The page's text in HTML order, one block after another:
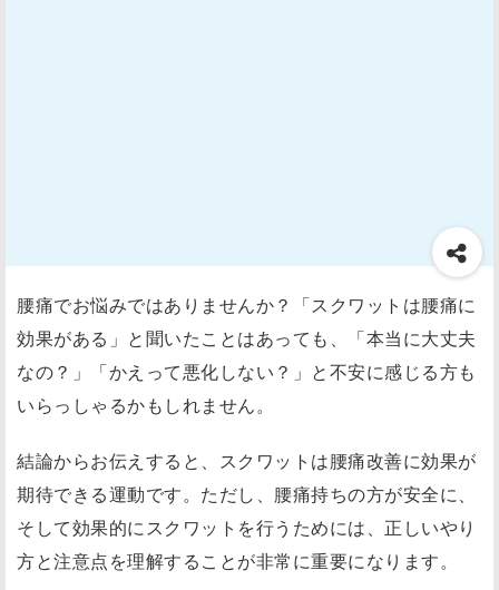
腰痛でお悩みではありませんか？「スクワットは腰痛に
効果がある」と聞いたことはあっても、「本当に大丈夫
なの？」「かえって悪化しない？」と不安に感じる方も
いらっしゃるかもしれません。
結論からお伝えすると、スクワットは腰痛改善に効果が
期待できる運動です。ただし、腰痛持ちの方が安全に、
そして効果的にスクワットを行うためには、正しいやり
方と注意点を理解することが非常に重要になります。